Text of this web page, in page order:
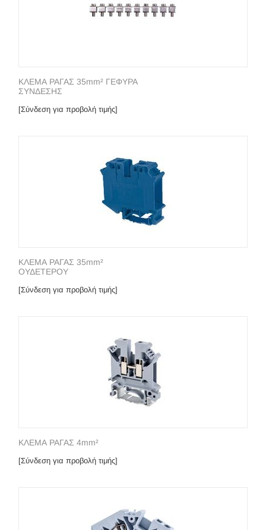
ΚΛΕΜΑ ΡΑΓΑΣ 35mm² ΓΕΦΥΡΑ
ΣΥΝΔΕΣΗΣ
[Σύνδεση για προβολή τιμής]
ΚΛΕΜΑ ΡΑΓΑΣ 35mm²
ΟΥΔΕΤΕΡΟΥ
[Σύνδεση για προβολή τιμής]
ΚΛΕΜΑ ΡΑΓΑΣ 4mm²
[Σύνδεση για προβολή τιμής]